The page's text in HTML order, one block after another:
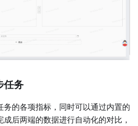
任务
务的各项指标，同时可以通过内置的
后两端的数据进行自动化的对比，